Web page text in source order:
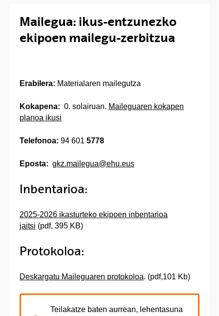
Mailegua: ikus-entzunezko
ekipoen mailegu-zerbitzua
Erabilera: Materialaren mailegutza
Kokapena: 0. solairuan. Maileguaren kokapen
planoa ikusi
Telefonoa: 94 601 5778
Eposta: gkz.mailegua@ehu.eus
Inbentarioa:
2025-2026 ikasturteko ekipoen inbentarioa
jaitsi (pdf, 395 KB)
Protokoloa:
Deskargatu Maileguaren protokoloa. (pdf,101 Kb)
Teilakatze baten aurrean, lehentasuna